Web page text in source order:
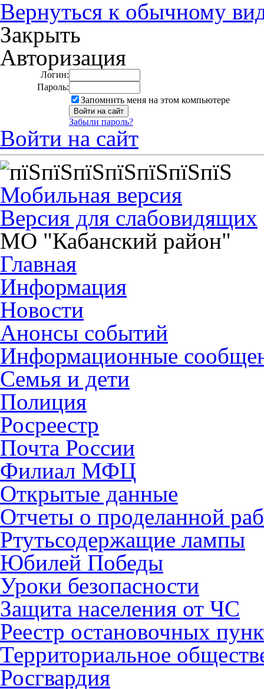
Вернуться к обычному
Закрыть
Авторизация
Логин:
Пароль:
Запомнить меня на этом компьютере
Забыли пароль?
Войти на сайт
Мобильная версия
Версия для слабовидящих
МО "Кабанский район"
Главная
Информация
Новости
Анонсы событий
Информационные
Семья и дети
Полиция
Росреестр
Почта России
Филиал МФЦ
Открытые данные
Отчеты о проделанной
Ртутьсодержащие лампы
Юбилей Победы
Уроки безопасности
Защита населения от ЧС
Реестр остановочных
Территориальное
Росгвардия